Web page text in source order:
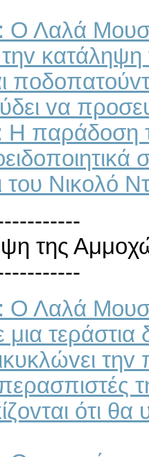
Ο Λαλά
vα
Η παράδoση
τoυ Νικoλό
της
Ο Λαλά
ότι